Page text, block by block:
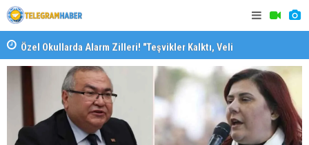
Özel Okullarda Alarm Zilleri! "Teşvikler Kalktı, Veli
Devlet Okuluna Yöneldi"